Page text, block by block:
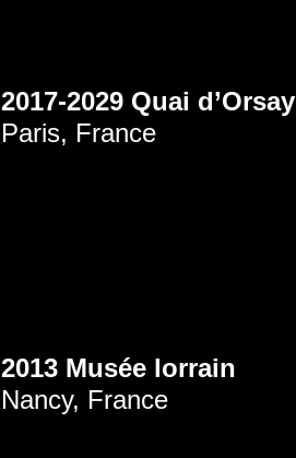
2017-2029 Quai d’Orsay
Paris, France
2013 Musée lorrain
Nancy, France